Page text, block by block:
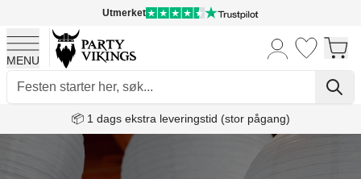
Utmerket
MENU
📦 1 dags ekstra leveringstid (stor pågang)
Skip to Content